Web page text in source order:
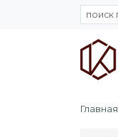
Главная